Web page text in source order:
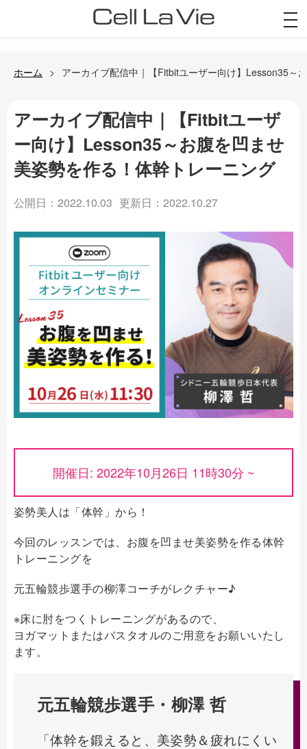
ホーム アーカイブ配信中｜【Fitbitユーザー向け】Lesson35～
アーカイブ配信中｜【Fitbitユーザ
ー向け】Lesson35～お腹を凹ませ
美姿勢を作る！体幹トレーニング
公開日：2022.10.03 更新日：2022.10.27
開催日: 2022年10月26日 11時30分 ~
姿勢美人は「体幹」から！
今回のレッスンでは、お腹を凹ませ美姿勢を作る体幹
トレーニングを
元五輪競歩選手の柳澤コーチがレクチャー♪
※床に肘をつくトレーニングがあるので、
ヨガマットまたはバスタオルのご用意をお願いいたし
ます。
元五輪競歩選手・柳澤 哲
「体幹を鍛えると、美姿勢＆疲れにくい